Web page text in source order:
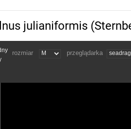
julianiformis